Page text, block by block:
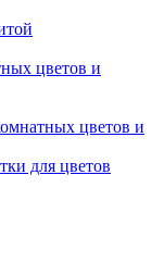
цветов и
цветов и
для цветов